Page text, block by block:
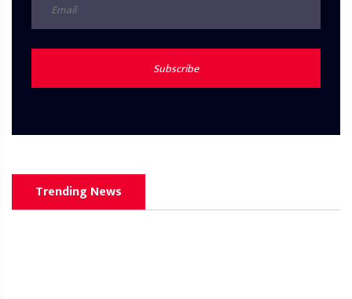
Subscribe
Trending News